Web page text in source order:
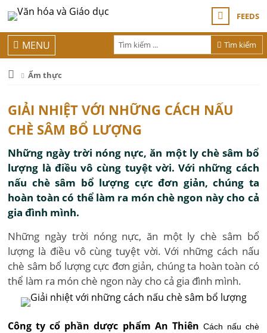
FEEDS
Tìm kiếm
MENU
Ẩm thực
GIẢI NHIỆT VỚI NHỮNG CÁCH NẤU
CHÈ SÂM BỔ LƯỢNG
Những ngày trời nóng nực, ăn một ly chè sâm bổ
lượng là điều vô cùng tuyệt vời. Với những cách
nấu chè sâm bổ lượng cực đơn giản, chúng ta
hoàn toàn có thể làm ra món chè ngon này cho cả
gia đình mình.
Những ngày trời nóng nực, ăn một ly chè sâm bổ
lượng là điều vô cùng tuyệt vời. Với những cách nấu
chè sâm bổ lượng cực đơn giản, chúng ta hoàn toàn có
thể làm ra món chè ngon này cho cả gia đình mình.
Công ty cổ phần dược phẩm An Thiên Cách nấu chè